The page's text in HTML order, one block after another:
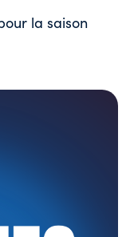
la saison